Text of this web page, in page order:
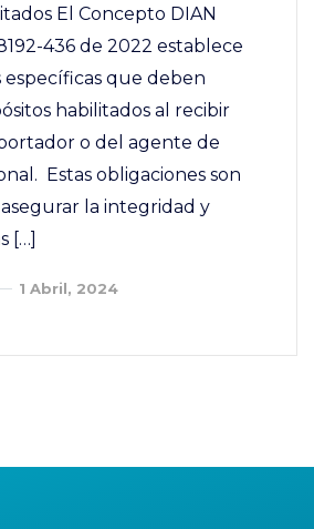
El Concepto DIAN
436 de 2022 establece
específicas que deben
habilitados al recibir
o del agente de
Estas obligaciones son
la integridad y
[…]
1 Abril, 2024